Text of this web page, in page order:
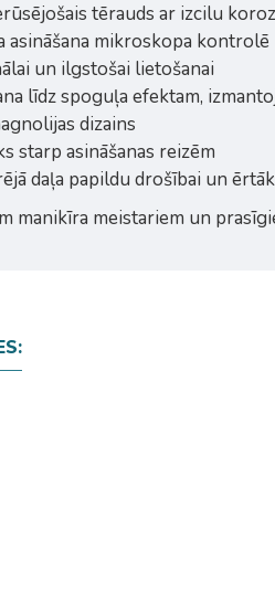
tērauds ar izcilu
asināšana mikroskopa kontrolē
un ilgstošai lietošanai
līdz spoguļa efektam,
dizains
starp asināšanas reizēm
daļa papildu drošībai un
manikīra meistariem un